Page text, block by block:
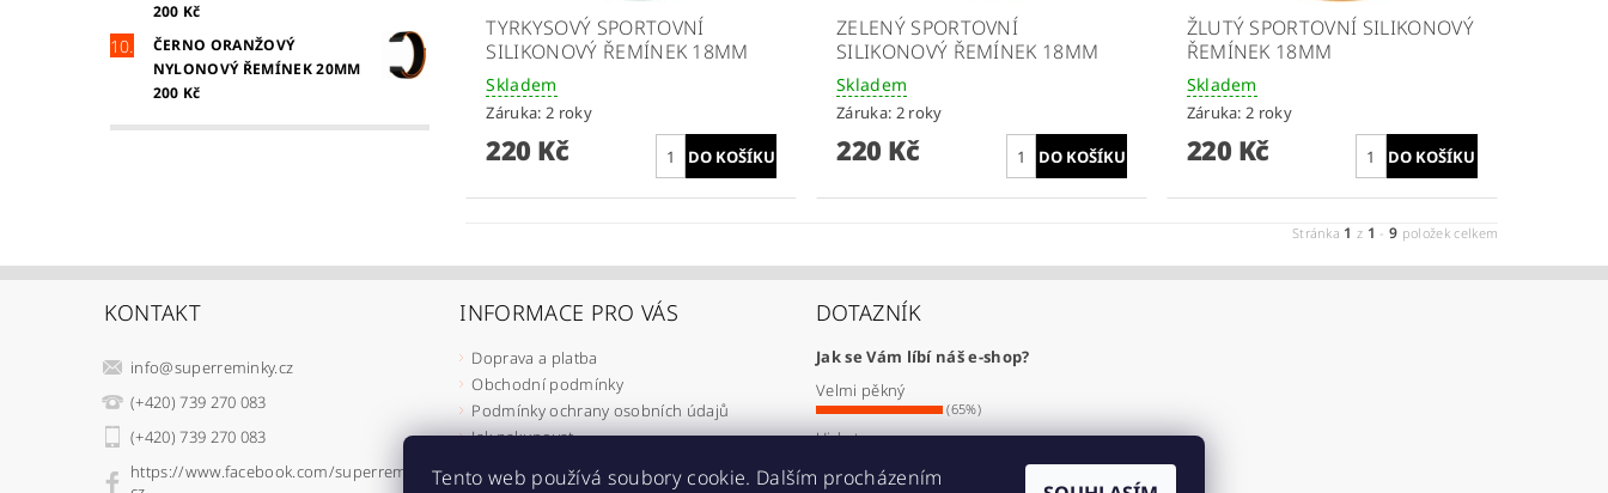
200 Kč
ČERNO ORANŽOVÝ
NYLONOVÝ ŘEMÍNEK 20MM
200 Kč
TYRKYSOVÝ SPORTOVNÍ
SILIKONOVÝ ŘEMÍNEK 18MM
Skladem
Záruka: 2 roky
220 Kč
ZELENÝ SPORTOVNÍ
SILIKONOVÝ ŘEMÍNEK 18MM
Skladem
Záruka: 2 roky
220 Kč
ŽLUTÝ SPORTOVNÍ SILIKONOVÝ
ŘEMÍNEK 18MM
Skladem
Záruka: 2 roky
220 Kč
Stránka 1 z 1 -9 položek celkem
KONTAKT
info@superreminky.cz
(+420) 739 270 083
(+420) 739 270 083
https://www.facebook.com/superreminky.
INFORMACE PRO VÁS
Doprava a platba
Obchodní podmínky
Podmínky ochrany osobních údajů
Jak nakupovat
DOTAZNÍK
Jak se Vám líbí náš e-shop?
Velmi pěkný
(65%)
Ujde to
Nelíbí se mi
Tento web používá soubory cookie. Dalším procházením